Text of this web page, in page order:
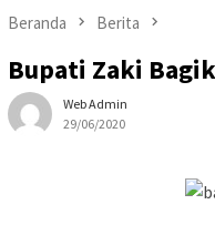
Beranda Berita
Bupati Zaki
Web Admin
29/06/2020